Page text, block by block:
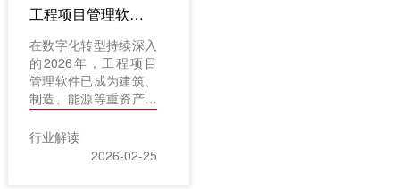
的重要引擎。
工程项目管理软件哪个好?2026年核心功能深度对比：进度、成本与资源管控成关键
在数字化转型持续深入
的2026年，工程项目
管理软件已成为建筑、
制造、能源等重资产行
业的核心运营支撑工
具。随着行业竞争加剧
与项目复杂度提升，企
行业解读
2026-02-25